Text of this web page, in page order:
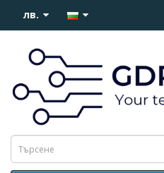
лв.